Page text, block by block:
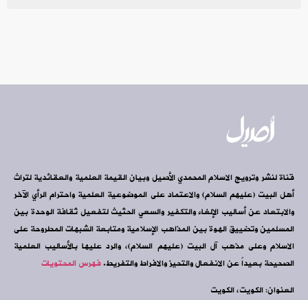
قناة لنشر وترويج الاسلام المحمدي الأصيل وبيان القيمة العلمية والعقائدية لتراث
أهل البيت (عليهم السلام) والاعتماد على الموضوعية العلمية واحترام الرأي الآخر
والابتعاد عن أساليب الإلغاء والتكفير والسعي الحثيث لتفعيل ثقافة الوحدة بين
المسلمين وتضييق الهوة بين المذاهب الإسلامية ومتابعة الشبهات المطروحة على
الاسلام وعلى مذهب آل البيت (عليهم السلام)، والرد عليها بالأساليب العلمية
الصحيحة بعيداً عن الانفعال والتحيز والافراط والتفريط.فهرس المحتويات
العنوان: الكويت، الكويت